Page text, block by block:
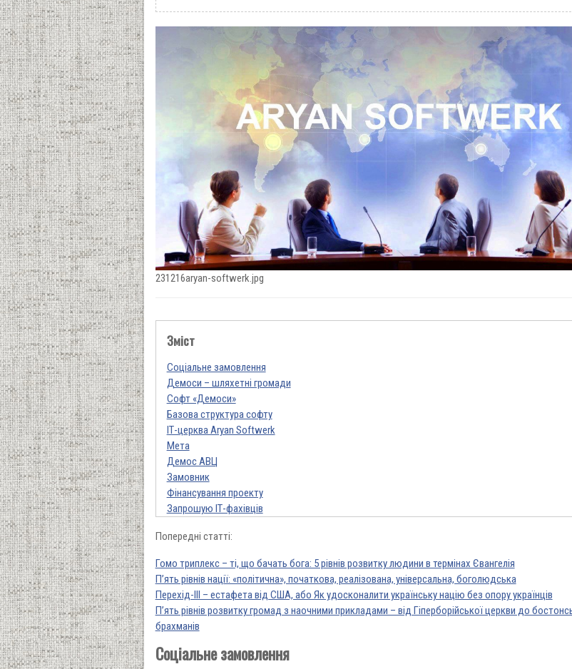
231216aryan-softwerk.jpg
Зміст
Соціальне замовлення
Демоси – шляхетні громади
Софт «Демоси»
Базова структура софту
ІТ-церква Aryan Softwerk
Мета
Демос АВЦ
Замовник
Фінансування проекту
Запрошую ІТ-фахівців
Попередні статті:
Гомо триплекс – ті, що бачать бога: 5 рівнів розвитку людини в термінах Євангелія
П’ять рівнів нації: «політична», початкова, реалізована, універсальна, боголюдська
Перехід-III – естафета від США, або Як удосконалити українську націю без опору українців
П’ять рівнів розвитку громад з наочними прикладами – від Гіперборійської церкви до
брахманів
Соціальне замовлення